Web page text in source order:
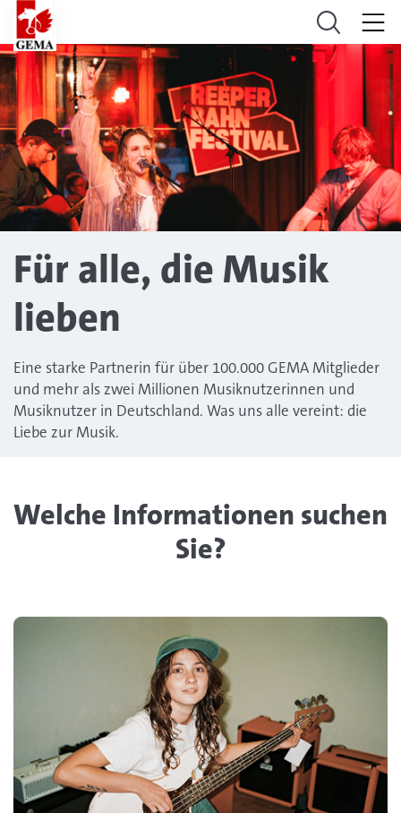
Für alle, die Musik
lieben
Eine starke Partnerin für über 100.000 GEMA Mitglieder
und mehr als zwei Millionen Musiknutzerinnen und
Musiknutzer in Deutschland. Was uns alle vereint: die
Liebe zur Musik.
Welche Informationen suchen
Sie?